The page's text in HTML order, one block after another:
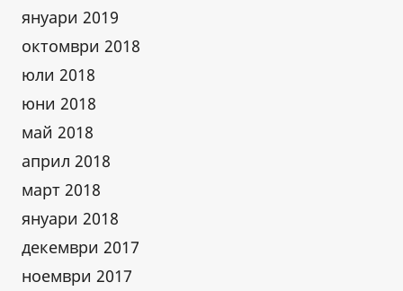
януари 2019
октомври 2018
юли 2018
юни 2018
май 2018
април 2018
март 2018
януари 2018
декември 2017
ноември 2017